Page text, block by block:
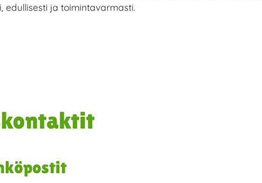
edullisesti ja toimintavarmasti.